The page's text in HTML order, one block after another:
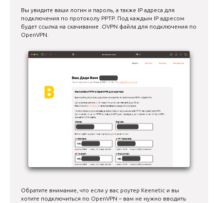
Вы увидите ваши логин и пароль, а также IP адреса для
подключения по протоколу PPTP. Под каждым IP адресом
будет ссылка на скачивание .OVPN файла для подключения по
OpenVPN.
Обратите внимание, что если у вас роутер Keenetic и вы
хотите подключиться по OpenVPN – вам не нужно вводить